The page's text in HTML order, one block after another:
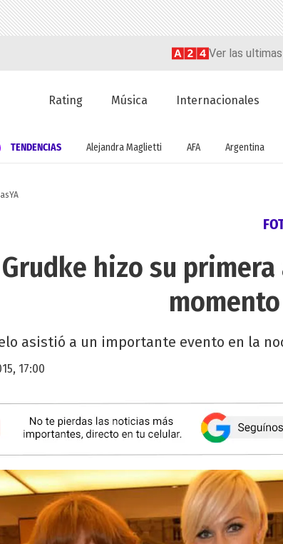
Ver las
Rating Música Internacionales
TENDENCIAS Alejandra Maglietti AFA Argentina
hizo su
asistió a un importante evento en la
17:00